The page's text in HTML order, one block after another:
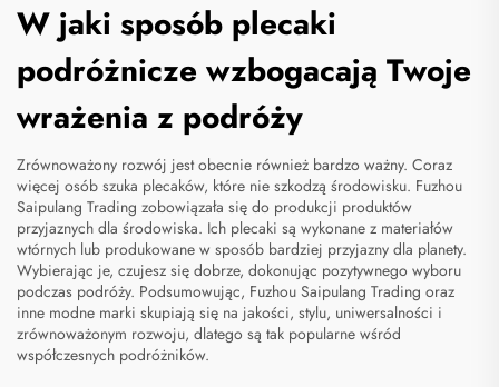
W jaki sposób plecaki
podróżnicze wzbogacają Twoje
wrażenia z podróży
Zrównoważony rozwój jest obecnie również bardzo ważny. Coraz
więcej osób szuka plecaków, które nie szkodzą środowisku. Fuzhou
Saipulang Trading zobowiązała się do produkcji produktów
przyjaznych dla środowiska. Ich plecaki są wykonane z materiałów
wtórnych lub produkowane w sposób bardziej przyjazny dla planety.
Wybierając je, czujesz się dobrze, dokonując pozytywnego wyboru
podczas podróży. Podsumowując, Fuzhou Saipulang Trading oraz
inne modne marki skupiają się na jakości, stylu, uniwersalności i
zrównoważonym rozwoju, dlatego są tak popularne wśród
współczesnych podróżników.